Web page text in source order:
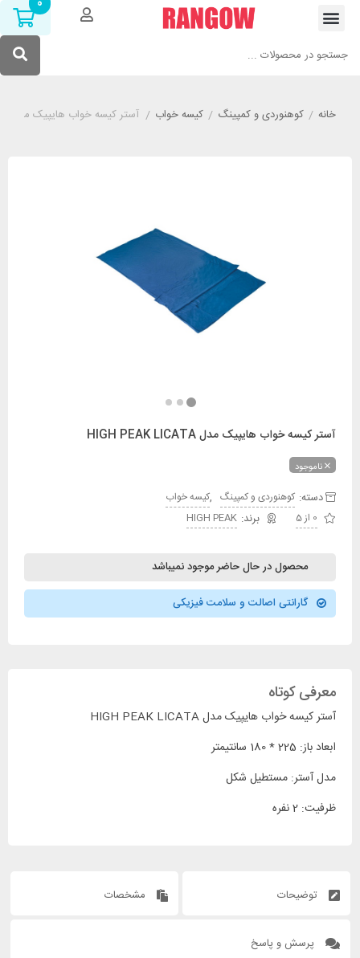
خانه/ کوهنوردی و کمپینگ/ کیسه خواب/ آستر کیسه خواب هایپیک مدل HIGH PEAK LICATA
آستر کیسه خواب هایپیک مدل HIGH PEAK LICATA
ناموجود
دسته: کوهنوردی و کمپینگ
کیسه خواب
0 از 5
HIGH PEAK
محصول در حال حاضر موجود نمیباشد
گارانتی اصالت و سلامت فیزیکی
معرفی کوتاه
آستر کیسه خواب هایپیک مدل HIGH PEAK LICATA
ابعاد باز: 225 * 180 سانتیمتر
مدل آستر: مستطیل شکل
ظرفیت: 2 نفره
توضیحات مشخصات
پرسش و پاسخ